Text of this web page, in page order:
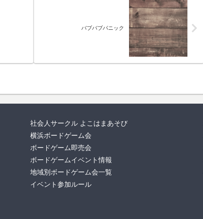
バブバブパニック
社会人サークル よこはまあそび
横浜ボードゲーム会
ボードゲーム即売会
ボードゲームイベント情報
地域別ボードゲーム会一覧
イベント参加ルール